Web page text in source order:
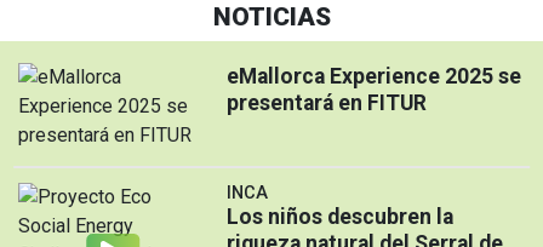
NOTICIAS
eMallorca Experience 2025 se
presentará en FITUR
INCA
Los niños descubren la